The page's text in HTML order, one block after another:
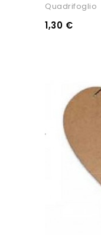
Quadrifoglio
1,30 €